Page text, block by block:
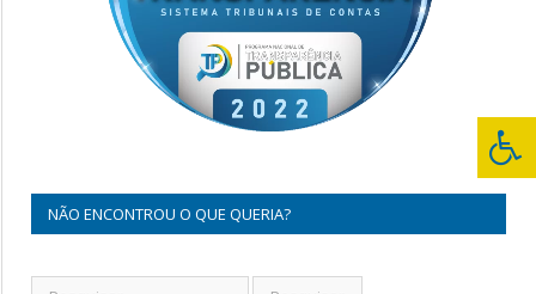
NÃO ENCONTROU O QUE QUERIA?